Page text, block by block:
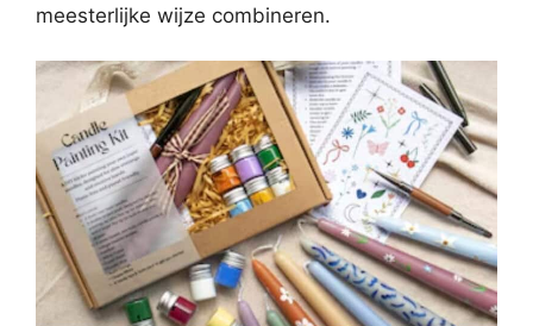
meesterlijke wijze combineren.